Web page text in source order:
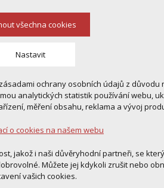
všechna cookies
Nastavit
případná přihlášení, volby jazyka, apod.
návštěvnosti
Sklik, Smartsupp, Heureka)
o cookies na našem webu
ochrany osobních údajů z důvodu
analytických statistik používání webu,
měření obsahu, reklama a vývoj
o cookies na našem webu
jakož i naši důvěryhodní partneři, se
Můžete jej kdykoli zrušit nebo
vašich cookies.